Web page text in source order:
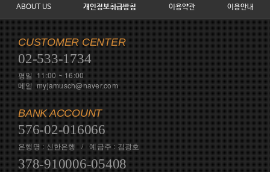
ABOUT US 개인정보취급방침 이용약관 이용안내
CUSTOMER CENTER
02-533-1734
평일 11:00 ~ 16:00
메일 myjamusch@naver.com
BANK ACCOUNT
576-02-016066
은행명 : 신한은행 / 예금주 : 김광호
378-910006-05408